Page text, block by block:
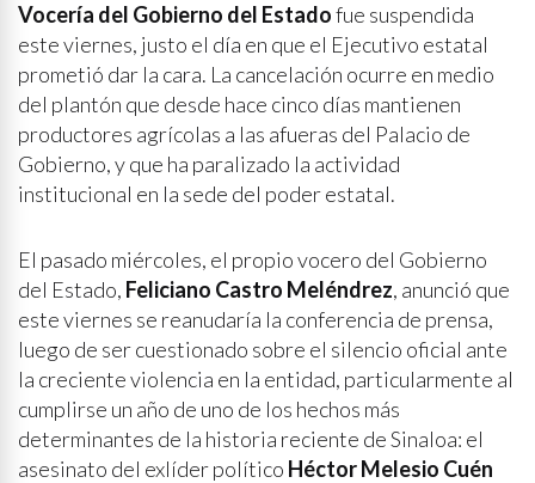
Vocería del Gobierno del Estadofue suspendida
este viernes, justo el día en que el Ejecutivo estatal
prometió dar la cara. La cancelación ocurre en medio
del plantón que desde hace cinco días mantienen
productores agrícolas a las afueras del Palacio de
Gobierno, y que ha paralizado la actividad
institucional en la sede del poder estatal.
El pasado miércoles, el propio vocero del Gobierno
del Estado, Feliciano Castro Meléndrez, anunció que
este viernes se reanudaría la conferencia de prensa,
luego de ser cuestionado sobre el silencio oficial ante
la creciente violencia en la entidad, particularmente al
cumplirse un año de uno de los hechos más
determinantes de la historia reciente de Sinaloa: el
asesinato del exlíder político Héctor Melesio Cuén